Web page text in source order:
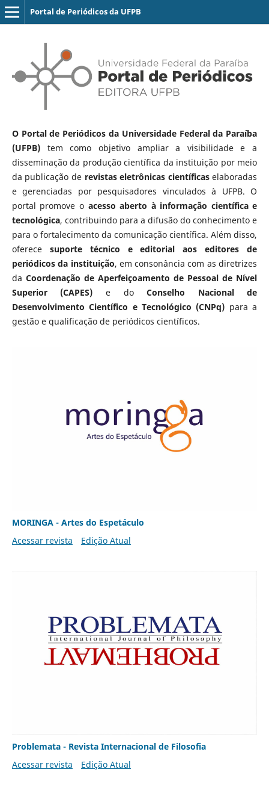
Portal de Periódicos da UFPB
O Portal de Periódicos da Universidade Federal da Paraíba
(UFPB)tem como objetivo ampliar a visibilidade e a
disseminação da produção científica da instituição por meio
da publicação de revistas eletrônicas científicaselaboradas
e gerenciadas por pesquisadores vinculados à UFPB. O
portal promove o acesso aberto à informação científica e
tecnológica, contribuindo para a difusão do conhecimento e
para o fortalecimento da comunicação científica. Além disso,
oferece suporte técnico e editorial aos editores de
periódicos da instituição, em consonância com as diretrizes
da Coordenação de Aperfeiçoamento de Pessoal de Nível
Superior (CAPES) e doConselho Nacional de
Desenvolvimento Científico e Tecnológico (CNPq) para a
gestão e qualificação de periódicos científicos.
MORINGA - Artes do Espetáculo
Acessar revista
Edição Atual
Problemata - Revista Internacional de Filosofia
Acessar revista
Edição Atual